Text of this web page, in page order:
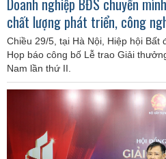
Doanh nghiệp BĐS chuyển
chất lượng phát triển, công
Chiều 29/5, tại Hà Nội, Hiệp hội Bất
Họp báo công bố Lễ trao Giải
Nam lần thứ II.